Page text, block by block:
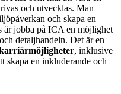
och utvecklas. Man
och skapa en
är jobba på ICA en möjlighet
detaljhandeln. Det är en
, inklusive
skapa en inkluderande och